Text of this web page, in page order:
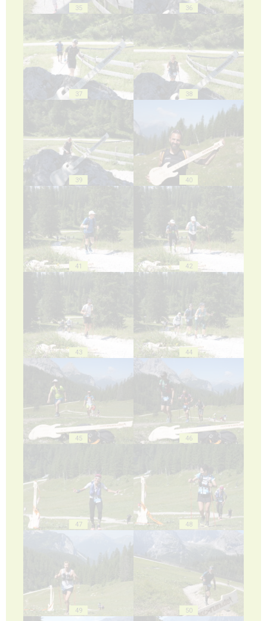
35 36
37 38
39 40
41 42
43 44
45 46
47 48
49 50